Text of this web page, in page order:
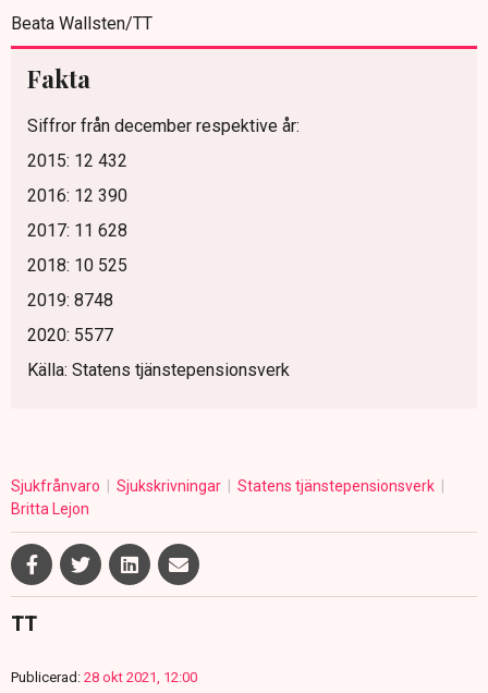
Beata Wallsten/TT
Fakta
Siffror från december respektive år:
2015: 12 432
2016: 12 390
2017: 11 628
2018: 10 525
2019: 8748
2020: 5577
Källa: Statens tjänstepensionsverk
Sjukfrånvaro Sjukskrivningar
Statens tjänstepensionsverk
Britta Lejon
TT
Publicerad: 28 okt 2021, 12:00